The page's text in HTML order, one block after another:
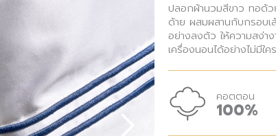
ปลอกผ้านวมสีขาว ทอด้
ด้าย ผสมผสานกับกรอบ
อย่างลงตัว ให้ความสง่า
เครื่องนอนได้อย่างไม่มีใค
คอตตอน
100%